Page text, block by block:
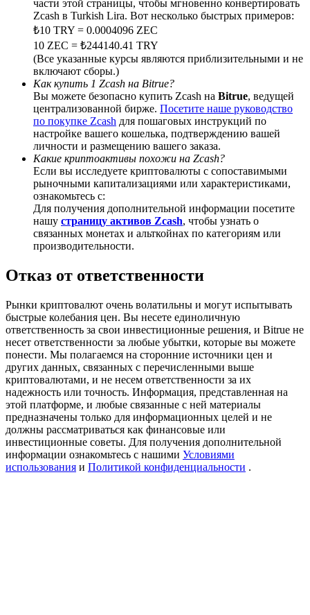
BTC Welcome Rewards
Deposit & Trade BTC to Share 25000 USDT prize pool!
Deposit CASHCAT & Win
Share 500000 CASHCAT prize pool
Exclusive for BitMart Users
Precious Metals Trading Carnival
Trade Gold & Silver · 33,333 USDT Bonus
USDT New User Exclusive 10% APR
USDT Flexible Staking | Daily Rewards
части этой страницы, чтобы мгновенно конвертировать
Zcash в Turkish Lira. Вот несколько быстрых примеров:
₺10 TRY = 0.0004096 ZEC
10 ZEC = ₺244140.41 TRY
(Все указанные курсы являются приблизительными и не
включают сборы.)
Как купить 1 Zcash на Bitrue?
Вы можете безопасно купить Zcash на Bitrue, ведущей
централизованной бирже. Посетите наше руководство
по покупке Zcash для пошаговых инструкций по
настройке вашего кошелька, подтверждению вашей
личности и размещению вашего заказа.
Какие криптоактивы похожи на Zcash?
Если вы исследуете криптовалюты с сопоставимыми
рыночными капитализациями или характеристиками,
ознакомьтесь с:
Для получения дополнительной информации посетите
нашу страницу активов Zcash, чтобы узнать о
связанных монетах и альткойнах по категориям или
производительности.
Отказ от ответственности
Рынки криптовалют очень волатильны и могут испытывать
быстрые колебания цен. Вы несете единоличную
ответственность за свои инвестиционные решения, и Bitrue не
несет ответственности за любые убытки, которые вы можете
понести. Мы полагаемся на сторонние источники цен и
других данных, связанных с перечисленными выше
криптовалютами, и не несем ответственности за их
надежность или точность. Информация, представленная на
этой платформе, и любые связанные с ней материалы
предназначены только для информационных целей и не
должны рассматриваться как финансовые или
инвестиционные советы. Для получения дополнительной
информации ознакомьтесь с нашими Условиями
использования и Политикой конфиденциальности .